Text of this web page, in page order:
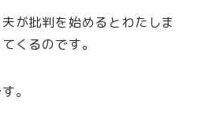
が批判を始めるとわたしま
くるのです。
。